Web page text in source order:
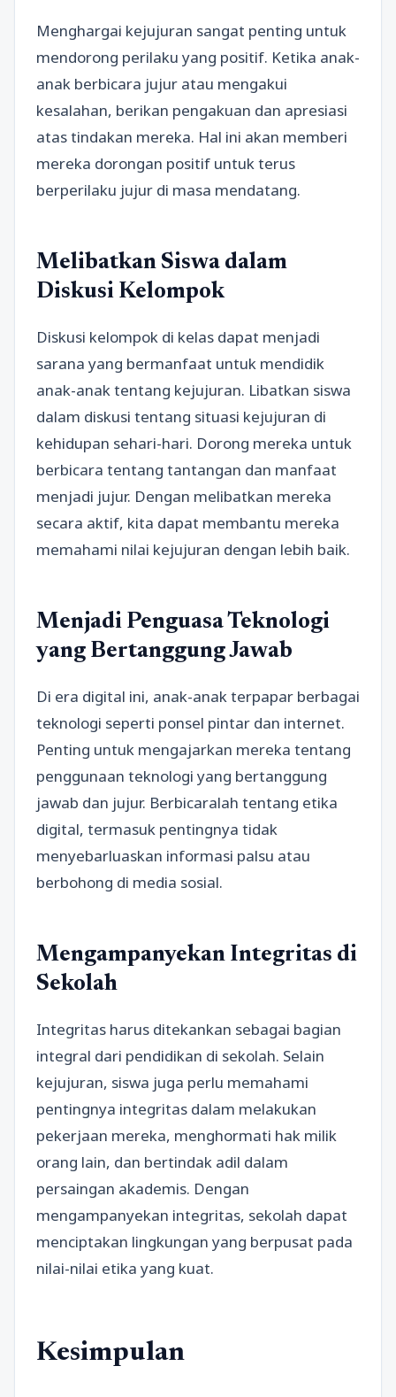
Menghargai kejujuran sangat penting untuk
mendorong perilaku yang positif. Ketika anak-
anak berbicara jujur atau mengakui
kesalahan, berikan pengakuan dan apresiasi
atas tindakan mereka. Hal ini akan memberi
mereka dorongan positif untuk terus
berperilaku jujur di masa mendatang.
Melibatkan Siswa dalam
Diskusi Kelompok
Diskusi kelompok di kelas dapat menjadi
sarana yang bermanfaat untuk mendidik
anak-anak tentang kejujuran. Libatkan siswa
dalam diskusi tentang situasi kejujuran di
kehidupan sehari-hari. Dorong mereka untuk
berbicara tentang tantangan dan manfaat
menjadi jujur. Dengan melibatkan mereka
secara aktif, kita dapat membantu mereka
memahami nilai kejujuran dengan lebih baik.
Menjadi Penguasa Teknologi
yang Bertanggung Jawab
Di era digital ini, anak-anak terpapar berbagai
teknologi seperti ponsel pintar dan internet.
Penting untuk mengajarkan mereka tentang
penggunaan teknologi yang bertanggung
jawab dan jujur. Berbicaralah tentang etika
digital, termasuk pentingnya tidak
menyebarluaskan informasi palsu atau
berbohong di media sosial.
Mengampanyekan Integritas di
Sekolah
Integritas harus ditekankan sebagai bagian
integral dari pendidikan di sekolah. Selain
kejujuran, siswa juga perlu memahami
pentingnya integritas dalam melakukan
pekerjaan mereka, menghormati hak milik
orang lain, dan bertindak adil dalam
persaingan akademis. Dengan
mengampanyekan integritas, sekolah dapat
menciptakan lingkungan yang berpusat pada
nilai-nilai etika yang kuat.
Kesimpulan